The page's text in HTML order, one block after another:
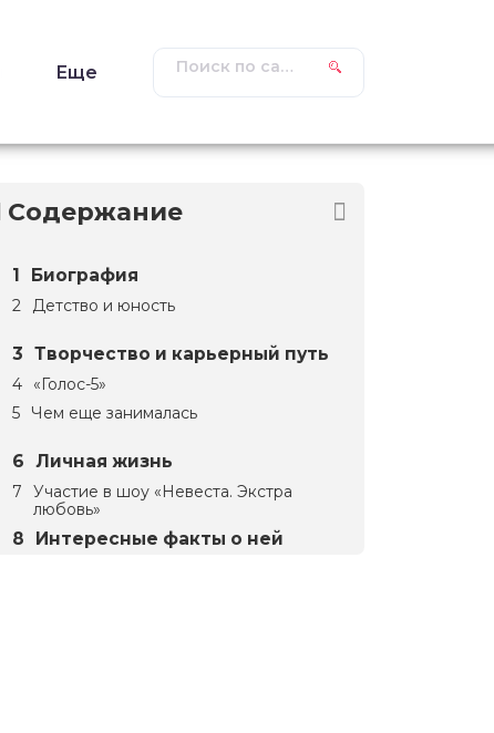
Еще
Содержание
Биография
Детство и юность
Творчество и карьерный путь
«Голос-5»
Чем еще занималась
Личная жизнь
Участие в шоу «Невеста. Экстра
любовь»
Интересные факты о ней